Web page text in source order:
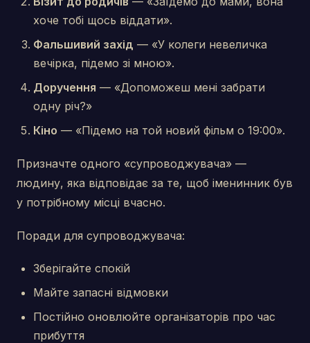
хоче тобі щось віддати».
Фальшивий захід — «У колеги невеличка
вечірка, підемо зі мною».
Доручення — «Допоможеш мені забрати
одну річ?»
Кіно — «Підемо на той новий фільм о 19:00».
Призначте одного «супроводжувача» —
людину, яка відповідає за те, щоб іменинник був
у потрібному місці вчасно.
Поради для супроводжувача:
Зберігайте спокій
Майте запасні відмовки
Постійно оновлюйте організаторів про час
прибуття